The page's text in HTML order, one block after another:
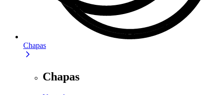
Chapas
Chapas